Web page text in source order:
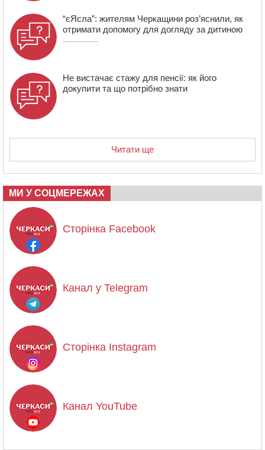
“єЯсла”: жителям Черкащини роз’яснили, як
отримати допомогу для догляду за дитиною
Не вистачає стажу для пенсії: як його
докупити та що потрібно знати
Читати ще
МИ У СОЦМЕРЕЖАХ
Сторінка Facebook
Канал у Telegram
Сторінка Instagram
Канал YouTube